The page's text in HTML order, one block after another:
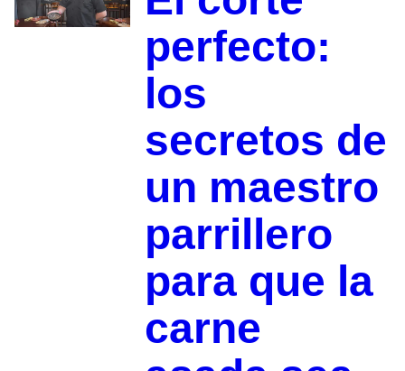
perfecto:
los
secretos de
un maestro
parrillero
para que la
carne